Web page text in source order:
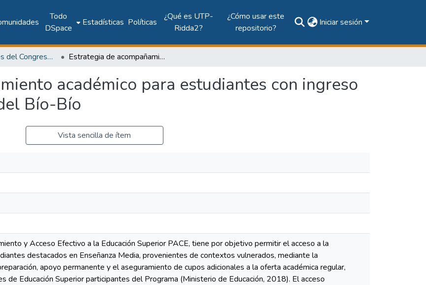
Todo
DSpace
Estadísticas Políticas
¿Qué es UTP-
Ridda2?
¿Cómo usar este
repositorio?
Iniciar sesión
Publicaciones del Congreso Internacional CLABES Estrategia de acompañamiento académico para estudiantes con ingreso pace de la Universidad del Bío-Bío
académico para estudiantes con ingreso
Bío-Bío
Vista sencilla de ítem
y Acceso Efectivo a la Educación Superior PACE, tiene por objetivo permitir el acceso a la
destacados en Enseñanza Media, provenientes de contextos vulnerados, mediante la
apoyo permanente y el aseguramiento de cupos adicionales a la oferta académica regular,
de Educación Superior participantes del Programa (Ministerio de Educación, 2018). El acceso